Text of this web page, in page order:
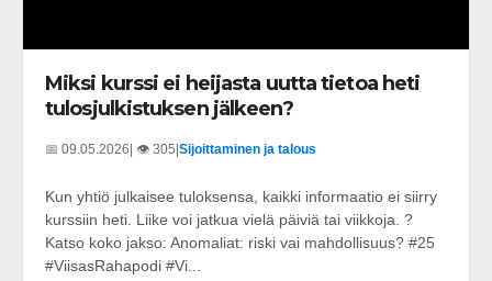
Miksi kurssi ei heijasta uutta tietoa heti
tulosjulkistuksen jälkeen?
📅 09.05.2026 | 👁️ 305 Sijoittaminen ja talous
Kun yhtiö julkaisee tuloksensa, kaikki informaatio ei siirry
kurssiin heti. Liike voi jatkua vielä päiviä tai viikkoja. ?
Katso koko jakso: Anomaliat: riski vai mahdollisuus? #25
#ViisasRahapodi #Vi...